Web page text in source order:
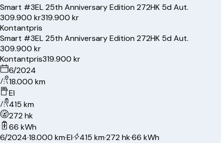
Smart #3EL 25th Anniversary Edition 272HK 5d Aut.
309.900 kr319.900 kr
Kontantpris
Smart #3EL 25th Anniversary Edition 272HK 5d Aut.
309.900 kr
Kontantpris319.900 kr
6/2024
18.000 km
El
415 km
272 hk
66 kWh
6/2024·18.000 km·El· 415 km·272 hk·66 kWh